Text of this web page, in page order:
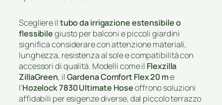
Scegliere iltubo da irrigazione estensibile o
flessibilegiusto per balconi e piccoli giardini
significa considerare con attenzione materiali,
lunghezza, resistenza al sole e compatibilità con
accessori di qualità. Modelli come il Flexzilla
ZillaGreen, ilGardena Comfort Flex 20 me
l’Hozelock 7830 Ultimate Hoseoffrono soluzioni
affidabili per esigenze diverse, dal piccolo terrazzo